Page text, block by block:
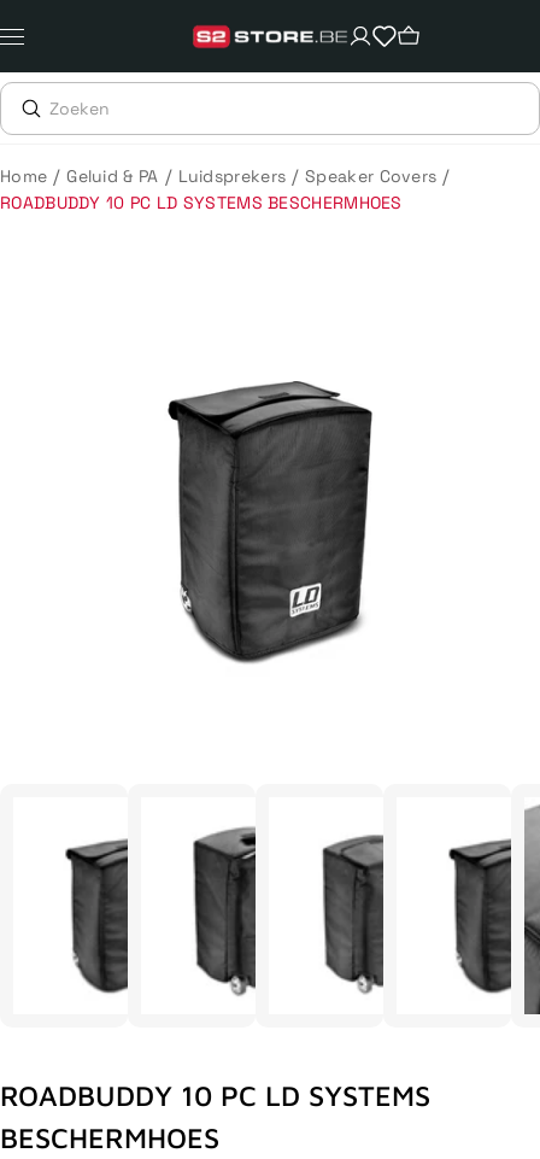
naar
content
Home / Geluid & PA / Luidsprekers / Speaker Covers /
ROADBUDDY 10 PC LD SYSTEMS BESCHERMHOES
ROADBUDDY 10 PC LD SYSTEMS
BESCHERMHOES